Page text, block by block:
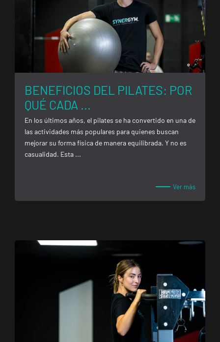
BENEFICIOS DEL PILATES: POR
QUÉ CADA ...
En los últimos años, el pilates se ha convertido en una de
las actividades más populares para quienes buscan
mejorar su forma física de manera equilibrada. Y no es
casualidad. Esta ...
Ver más